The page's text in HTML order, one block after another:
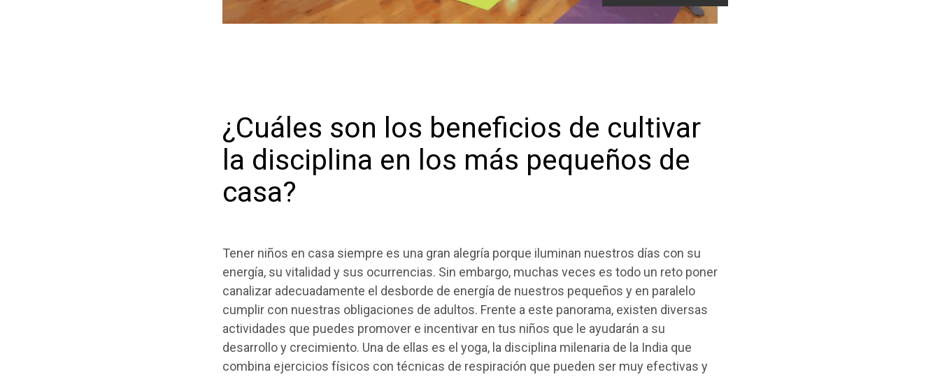
¿Cuáles son los beneficios de cultivar
la disciplina en los más pequeños de
casa?
Tener niños en casa siempre es una gran alegría porque iluminan nuestros días con su
energía, su vitalidad y sus ocurrencias. Sin embargo, muchas veces es todo un reto poner
canalizar adecuadamente el desborde de energía de nuestros pequeños y en paralelo
cumplir con nuestras obligaciones de adultos. Frente a este panorama, existen diversas
actividades que puedes promover e incentivar en tus niños que le ayudarán a su
desarrollo y crecimiento. Una de ellas es el yoga, la disciplina milenaria de la India que
combina ejercicios físicos con técnicas de respiración que pueden ser muy efectivas y